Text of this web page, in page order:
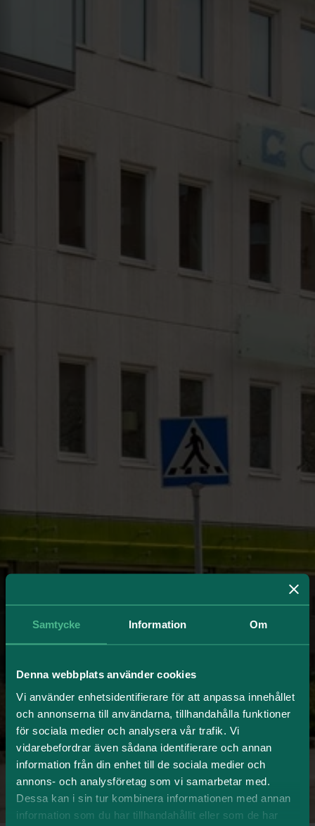
Samtycke Information Om
Denna webbplats använder cookies
Vi använder enhetsidentifierare för att anpassa innehållet
och annonserna till användarna, tillhandahålla funktioner
för sociala medier och analysera vår trafik. Vi
vidarebefordrar även sådana identifierare och annan
information från din enhet till de sociala medier och
annons- och analysföretag som vi samarbetar med.
Dessa kan i sin tur kombinera informationen med annan
information som du har tillhandahållit eller som de har